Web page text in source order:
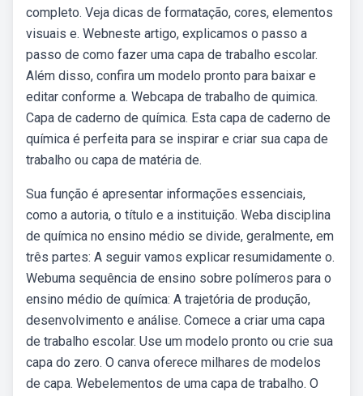
completo. Veja dicas de formatação, cores, elementos
visuais e. Webneste artigo, explicamos o passo a
passo de como fazer uma capa de trabalho escolar.
Além disso, confira um modelo pronto para baixar e
editar conforme a. Webcapa de trabalho de quimica.
Capa de caderno de química. Esta capa de caderno de
química é perfeita para se inspirar e criar sua capa de
trabalho ou capa de matéria de.
Sua função é apresentar informações essenciais,
como a autoria, o título e a instituição. Weba disciplina
de química no ensino médio se divide, geralmente, em
três partes: A seguir vamos explicar resumidamente o.
Webuma sequência de ensino sobre polímeros para o
ensino médio de química: A trajetória de produção,
desenvolvimento e análise. Comece a criar uma capa
de trabalho escolar. Use um modelo pronto ou crie sua
capa do zero. O canva oferece milhares de modelos
de capa. Webelementos de uma capa de trabalho. O